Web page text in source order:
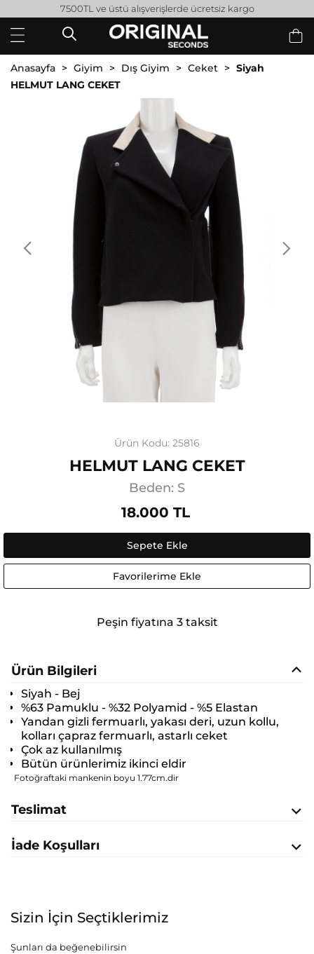
7500TL ve üstü alışverişlerde ücretsiz kargo
Anasayfa Giyim Dış Giyim Ceket
Siyah
HELMUT LANG CEKET
Ürün Kodu: 25816
HELMUT LANG CEKET
Beden: S
18.000 TL
Sepete Ekle
Favorilerime Ekle
Peşin fiyatına 3 taksit
Ürün Bilgileri
Siyah - Bej
%63 Pamuklu - %32 Polyamid - %5 Elastan
Yandan gizli fermuarlı, yakası deri, uzun kollu,
kolları çapraz fermuarlı, astarlı ceket
Çok az kullanılmış
Bütün ürünlerimiz ikinci eldir
Fotoğraftaki mankenin boyu 1.77cm.dir
Teslimat
İade Koşulları
Sizin İçin Seçtiklerimiz
Şunları da beğenebilirsin